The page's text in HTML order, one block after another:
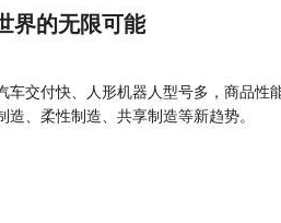
界的无限可能
车交付快、人形机器人型号多，商品
、柔性制造、共享制造等新趋势。